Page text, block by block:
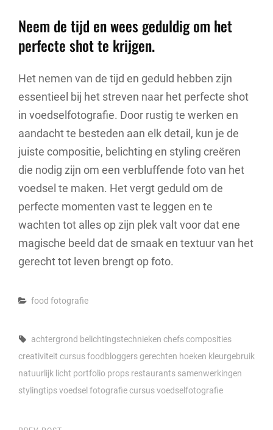
Neem de tijd en wees geduldig om het
perfecte shot te krijgen.
Het nemen van de tijd en geduld hebben zijn
essentieel bij het streven naar het perfecte shot
in voedselfotografie. Door rustig te werken en
aandacht te besteden aan elk detail, kun je de
juiste compositie, belichting en styling creëren
die nodig zijn om een verbluffende foto van het
voedsel te maken. Het vergt geduld om de
perfecte momenten vast te leggen en te
wachten tot alles op zijn plek valt voor dat ene
magische beeld dat de smaak en textuur van het
gerecht tot leven brengt op foto.
Categories
food fotografie
Tags,
achtergrond belichtingstechnieken chefscomposities
creativiteit cursusfoodbloggersgerechten hoeken kleurgebruik
natuurlijk licht portfolio props restaurants samenwerkingen
stylingtipsvoedsel fotografie cursusvoedselfotografie